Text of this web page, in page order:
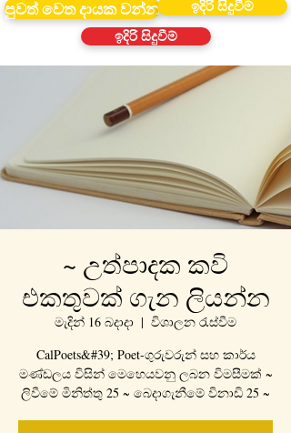
පුවත් වෙත දායක වන්න
ඉදිරි සිදුවීම්
ඉදිරි සිදුවීම්
~ උත්පාදක කවි
එකතුවක් ගැන ලියන්න
මැදින් 16 බදාදා
  |
විශාලන රැස්වීම
CalPoets&#39; Poet-ගුරුවරුන් සහ කාර්ය
මණ්ඩලය විසින් මෙහෙයවනු ලබන විමසීමක් ~
ලිවීමේ මිනිත්තු 25 ~ බෙදාගැනීමේ විනාඩි 25 ~